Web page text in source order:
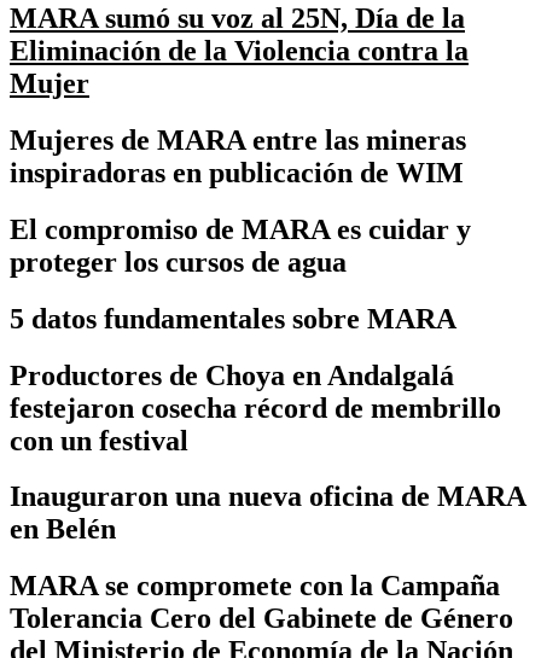
MARA sumó su voz al 25N, Día de la
Eliminación de la Violencia contra la
Mujer
Mujeres de MARA entre las mineras
inspiradoras en publicación de WIM
El compromiso de MARA es cuidar y
proteger los cursos de agua
5 datos fundamentales sobre MARA
Productores de Choya en Andalgalá
festejaron cosecha récord de membrillo
con un festival
Inauguraron una nueva oficina de MARA
en Belén
MARA se compromete con la Campaña
Tolerancia Cero del Gabinete de Género
del Ministerio de Economía de la Nación